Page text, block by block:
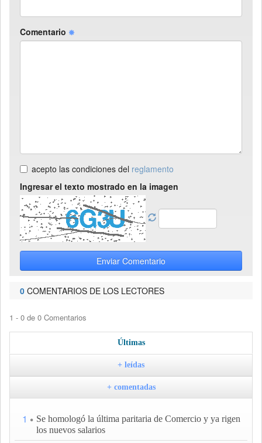
Comentario
acepto las condiciones del reglamento
Ingresar el texto mostrado en la imagen
Enviar Comentario
0 COMENTARIOS DE LOS LECTORES
1 - 0 de 0 Comentarios
Últimas
+ leídas
+ comentadas
1
Se homologó la última paritaria de Comercio y ya rigen
los nuevos salarios